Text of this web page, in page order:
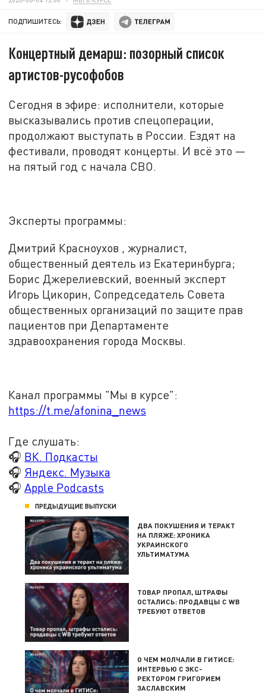
ПОДПИШИТЕСЬ:
Концертный демарш: позорный список
артистов-русофобов
Сегодня в эфире: исполнители, которые
высказывались против спецоперации,
продолжают выступать в России. Ездят на
фестивали, проводят концерты. И всё это —
на пятый год с начала СВО.
Эксперты программы:
Дмитрий Красноухов , журналист,
общественный деятель из Екатеринбурга;
Борис Джерелиевский, военный эксперт
Игорь Цикорин, Сопредседатель Совета
общественных организаций по защите прав
пациентов при Департаменте
здравоохранения города Москвы.
Канал программы "Мы в курсе":
https://t.me/afonina_news
Где слушать:
🎧 ВК. Подкасты
🎧 Яндекс. Музыка
🎧Apple Podcasts
ПРЕДЫДУЩИЕ ВЫПУСКИ
ДВА ПОКУШЕНИЯ И ТЕРАКТ
НА ПЛЯЖЕ: ХРОНИКА
УКРАИНСКОГО
УЛЬТИМАТУМА
ТОВАР ПРОПАЛ, ШТРАФЫ
ОСТАЛИСЬ: ПРОДАВЦЫ С WB
ТРЕБУЮТ ОТВЕТОВ
О ЧЕМ МОЛЧАЛИ В ГИТИСЕ:
ИНТЕРВЬЮ С ЭКС-
РЕКТОРОМ ГРИГОРИЕМ
ЗАСЛАВСКИМ